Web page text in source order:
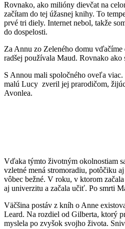
Rovnako, ako milióny dievčat na
začítam do tej úžasnej knihy. To
prvé tri diely. Internet nebol, takže
do dospelosti.
Za Annu zo Zeleného domu
radšej používala Maud. Rovnako
S Annou mali spoločného oveľa
malú Lucy zveril jej prarodičom,
Avonlea.
Vďaka týmto životným okolnostiam
vzletné mená stromoradiu, potôčiku
vôbec bežné. V roku, v ktorom
aj univerzitu a začala učiť. Po smrti
Väčšina postáv z kníh o Anne
Leard. Na rozdiel od Gilberta, ktorý
myslela po zvyšok svojho života.